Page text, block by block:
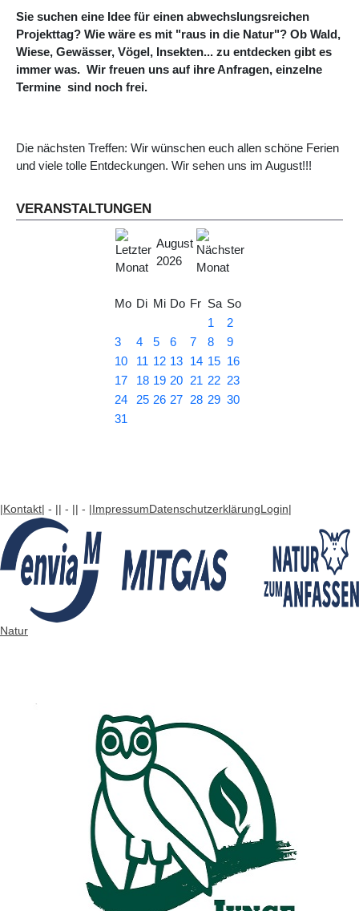
Sie suchen eine Idee für einen abwechslungsreichen
Projekttag? Wie wäre es mit "raus in die Natur"? Ob Wald,
Wiese, Gewässer, Vögel, Insekten... zu entdecken gibt es
immer was. Wir freuen uns auf ihre Anfragen, einzelne
Termine sind noch frei.
Die nächsten Treffen: Wir wünschen euch allen schöne Ferien
und viele tolle Entdeckungen. Wir sehen uns im August!!!
VERANSTALTUNGEN
August
2026
Mo Di Mi Do Fr Sa So
1
2
3
4 5 6 7 8
9
10
11 12 13 14 15 16
17
18 19 20 21 22 23
24
25 26 27 28 29 30
31
|Kontakt| - || - || - |ImpressumDatenschutzerklärungLogin|
Natur